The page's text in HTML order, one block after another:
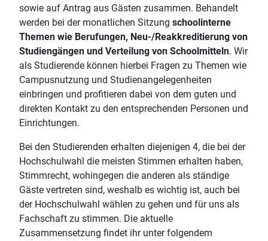
sowie auf Antrag aus Gästen zusammen. Behandelt
werden bei der monatlichen Sitzung schoolinterne
Themen wie Berufungen, Neu-/Reakkreditierung von
Studiengängen und Verteilung von Schoolmitteln. Wir
als Studierende können hierbei Fragen zu Themen wie
Campusnutzung und Studienangelegenheiten
einbringen und profitieren dabei von dem guten und
direkten Kontakt zu den entsprechenden Personen und
Einrichtungen.
Bei den Studierenden erhalten diejenigen 4, die bei der
Hochschulwahl die meisten Stimmen erhalten haben,
Stimmrecht, wohingegen die anderen als ständige
Gäste vertreten sind, weshalb es wichtig ist, auch bei
der Hochschulwahl wählen zu gehen und für uns als
Fachschaft zu stimmen. Die aktuelle
Zusammensetzung findet ihr unter folgendem